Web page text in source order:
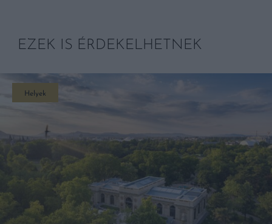
EZEK IS ÉRDEKELHETNEK
Helyek